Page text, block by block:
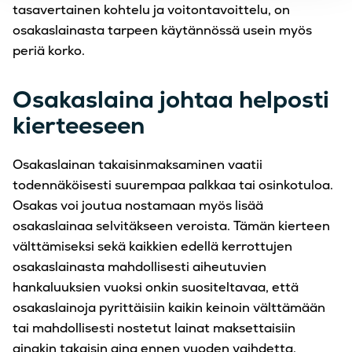
tasavertainen kohtelu ja voitontavoittelu, on
osakaslainasta tarpeen käytännössä usein myös
periä korko.
Osakaslaina johtaa helposti
kierteeseen
Osakaslainan takaisinmaksaminen vaatii
todennäköisesti suurempaa palkkaa tai osinkotuloa.
Osakas voi joutua nostamaan myös lisää
osakaslainaa selvitäkseen veroista. Tämän kierteen
välttämiseksi sekä kaikkien edellä kerrottujen
osakaslainasta mahdollisesti aiheutuvien
hankaluuksien vuoksi onkin suositeltavaa, että
osakaslainoja pyrittäisiin kaikin keinoin välttämään
tai mahdollisesti nostetut lainat maksettaisiin
ainakin takaisin aina ennen vuoden vaihdetta.